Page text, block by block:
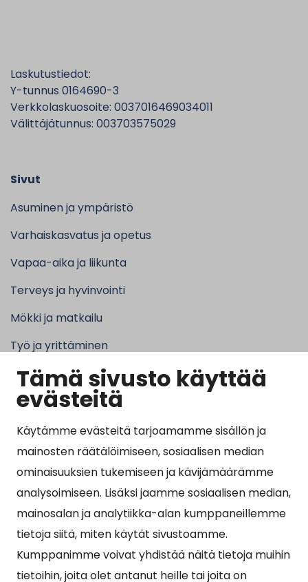
Tämä sivusto käyttää
evästeitä
Käytämme evästeitä tarjoamamme sisällön ja
mainosten räätälöimiseen, sosiaalisen median
ominaisuuksien tukemiseen ja kävijämäärämme
analysoimiseen. Lisäksi jaamme sosiaalisen median,
mainosalan ja analytiikka-alan kumppaneillemme
tietoja siitä, miten käytät sivustoamme.
Kumppanimme voivat yhdistää näitä tietoja muihin
tietoihin, joita olet antanut heille tai joita on
Laskutustiedot:
Y-tunnus 0164690-3
Verkkolaskuosoite: 0037016469034011
Välittäjätunnus: 003703575029
Sivut
Asuminen ja ympäristö
Varhaiskasvatus ja opetus
Vapaa-aika ja liikunta
Terveys ja hyvinvointi
Mökki ja matkailu
Työ ja yrittäminen
Kunta ja hallinto
Suosituimmat sivut
Esityslistat, pöytäkirjat, viranhaltijapäätökset ja
kuulutukset
Tietoa ja ohjeistusta koronavirukseen liittyen
Asiointipiste
Sähköinen asiointi